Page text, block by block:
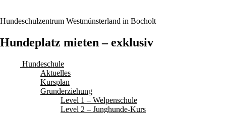
Hundeschulzentrum Westmünsterland in Bocholt
Hundeplatz mieten – exklusiv
Hundeschule
Aktuelles
Kursplan
Grunderziehung
Level 1 – Welpenschule
Level 2 – Junghunde-Kurs